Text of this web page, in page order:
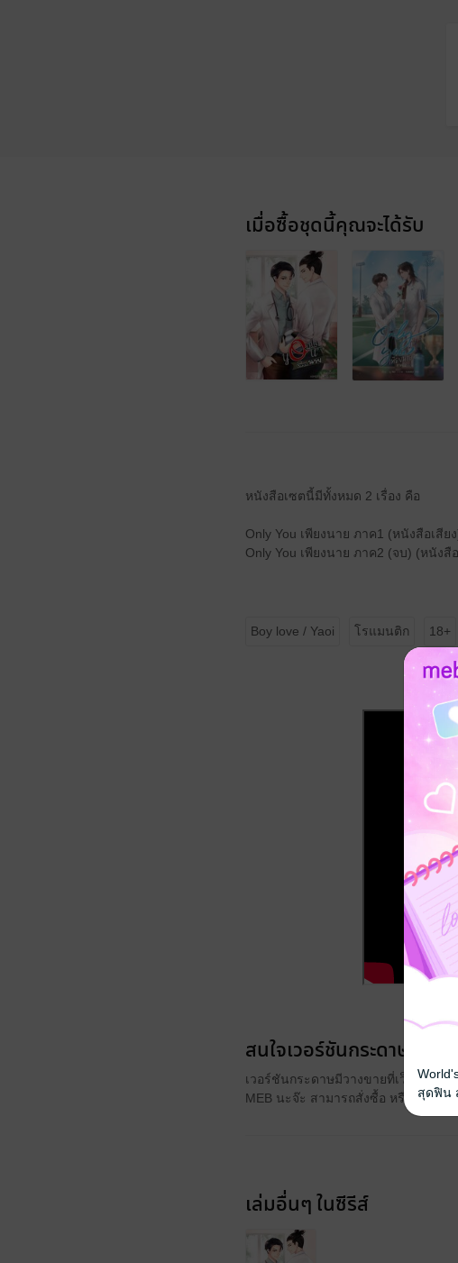
เมื่อซื้อชุดนี้คุณจะได้รับ
หนังสือเซตนี้มีทั้งหมด 2 เรื่อง คือ
Only You เพียงนาย ภาค1 (หนังสือเสีย
Only You เพียงนาย ภาค2 (จบ) (หนังสื
Boy love / Yaoi โรแมนติก 18+
สนใจเวอร์ชันกระดาษ เชิญท
เวอร์ชันกระดาษมีวางขายที่เว็บไซต์ส
MEB นะจ๊ะ สามารถสั่งซื้อ หรือติดต่อค
เล่มอื่นๆ ในซีรีส์
สุดฟิน